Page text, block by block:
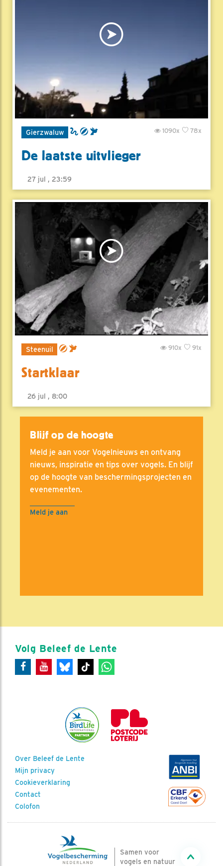
Gierzwaluw 78x
1090x
De laatste uitvlieger
27 jul , 23:59
Steenuil 91x
910x
Startklaar
26 jul , 8:00
Blijf op de hoogte
Meld je aan voor Vogelnieuws en ontvang
nieuws, inspiratie en tips over vogels. En blijf
op de hoogte van beschermingsprojecten en
evenementen.
Meld je aan
Volg Beleef de Lente
Over Beleef de Lente
Mijn privacy
Cookieverklaring
Contact
Colofon
Samen voor
vogels en natuur